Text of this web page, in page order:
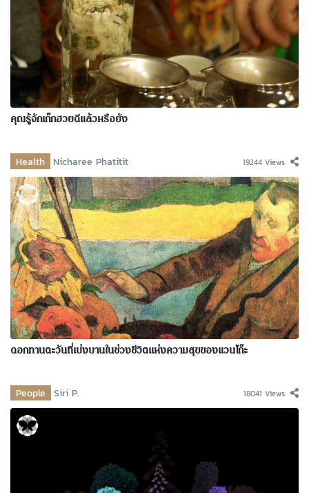
คุณรู้จักเก๊กฮวยดีแล้วหรือยัง
Health Nicharee Phatitit 19244 Views
ดอกทานตะวันที่เบ่งบานในช่วงชีวิตแห่งความสุขของแวนโก๊ะ
People Siri P. 18041 Views